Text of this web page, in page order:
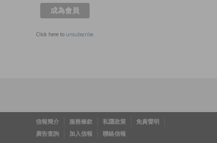
Click here to unsubscribe
信報簡介 服務條款 私隱政策
免責聲明
廣告查詢
加入信報 聯絡信報